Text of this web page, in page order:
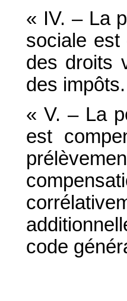
« IV. – La
sociale est
des droits
des impôts.
« V. – La
est
code